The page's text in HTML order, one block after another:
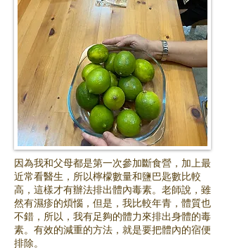
因為我和父母都是第一次參加斷食營，加上最
近常看醫生，所以檸檬數量和鹽巴匙數比較
高，這樣才有辦法排出體內毒素。老師說，雖
然有濕疹的煩惱，但是，我比較年青，體質也
不錯，所以，我有足夠的體力來排出身體的毒
素。有效的減重的方法，就是要把體內的宿便
排除。